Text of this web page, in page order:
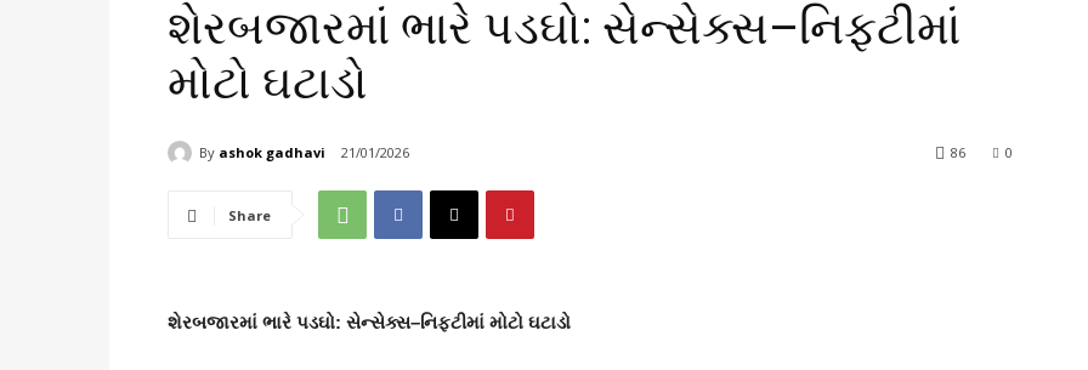
શેરબજારમાં ભારે પડઘો: સેન્સેક્સ–નિફ્ટીમાં
મોટો ઘટાડો
By ashok gadhavi 21/01/2026 0
86
Share
શેરબજારમાં ભારે પડઘો: સેન્સેક્સ–નિફ્ટીમાં મોટો ઘટાડો